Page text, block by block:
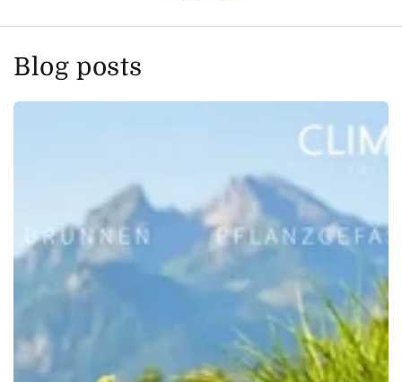
Blog posts